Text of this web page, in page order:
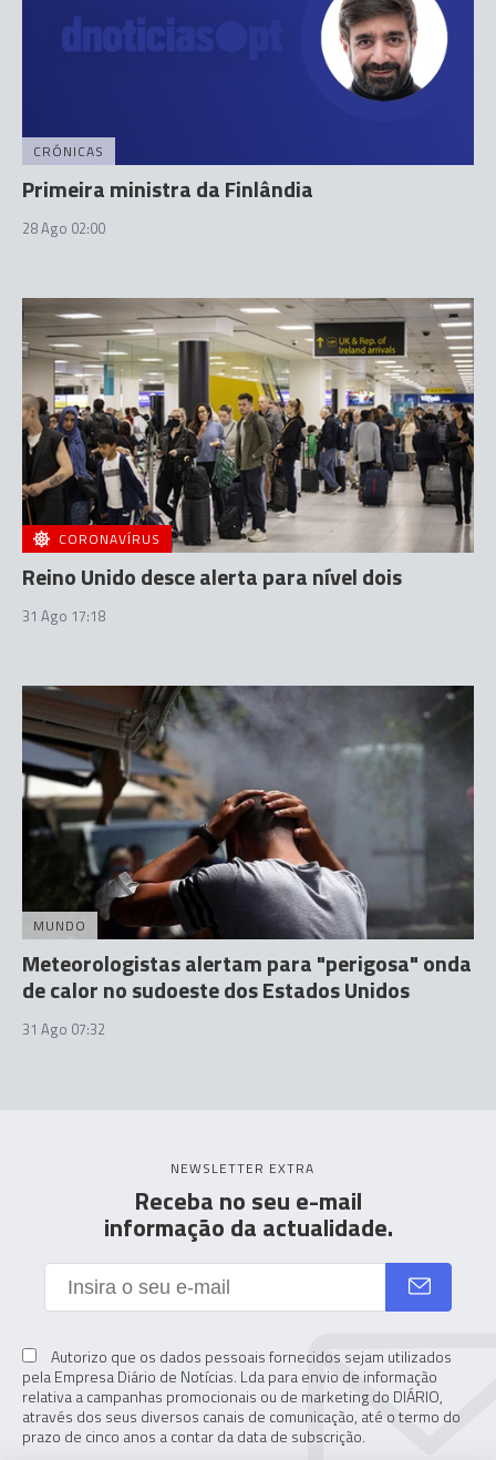
CRÓNICAS
Primeira ministra da Finlândia
28 Ago 02:00
CORONAVÍRUS
Reino Unido desce alerta para nível dois
31 Ago 17:18
MUNDO
Meteorologistas alertam para "perigosa" onda
de calor no sudoeste dos Estados Unidos
31 Ago 07:32
NEWSLETTER EXTRA
Receba no seu e-mail
informação da actualidade.
Autorizo que os dados pessoais fornecidos sejam utilizados
pela Empresa Diário de Notícias. Lda para envio de informação
relativa a campanhas promocionais ou de marketing do DIÁRIO,
através dos seus diversos canais de comunicação, até o termo do
prazo de cinco anos a contar da data de subscrição.